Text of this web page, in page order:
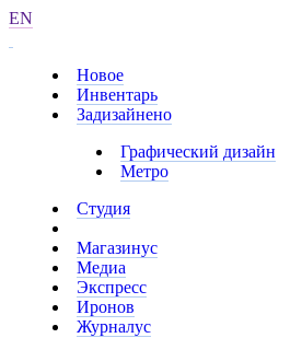
EN
Новое
Инвентарь
Задизайнено
Графический дизайн
Метро
Студия
Магазинус
Медиа
Экспресс
Иронов
Журналус